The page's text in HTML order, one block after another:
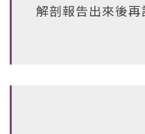
解剖報告出來後再